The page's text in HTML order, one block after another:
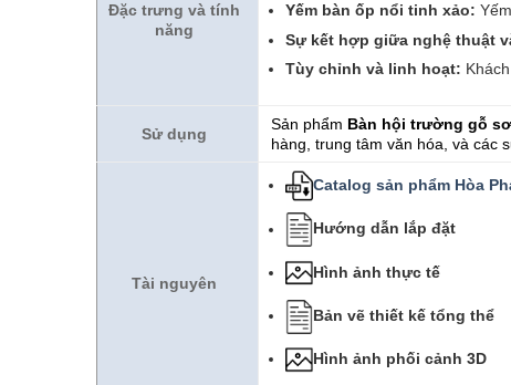
Đặc trưng và tính
năng
Yếm bàn ốp nổi tinh xảo:
Sự kết hợp giữa nghệ thuật
Tùy chỉnh và linh hoạt:
Sử dụng
Sản phẩm Bàn hội trường gỗ
hàng, trung tâm văn hóa, và các
Tài nguyên
Catalog sản phẩm Hòa
Hướng dẫn lắp đặt
Hình ảnh thực tế
Bản vẽ thiết kế tổng thể
Hình ảnh phối cảnh 3D